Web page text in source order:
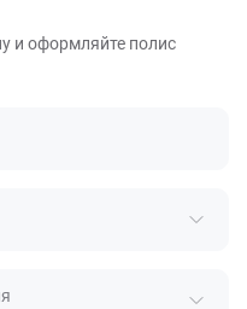
и оформляйте полис